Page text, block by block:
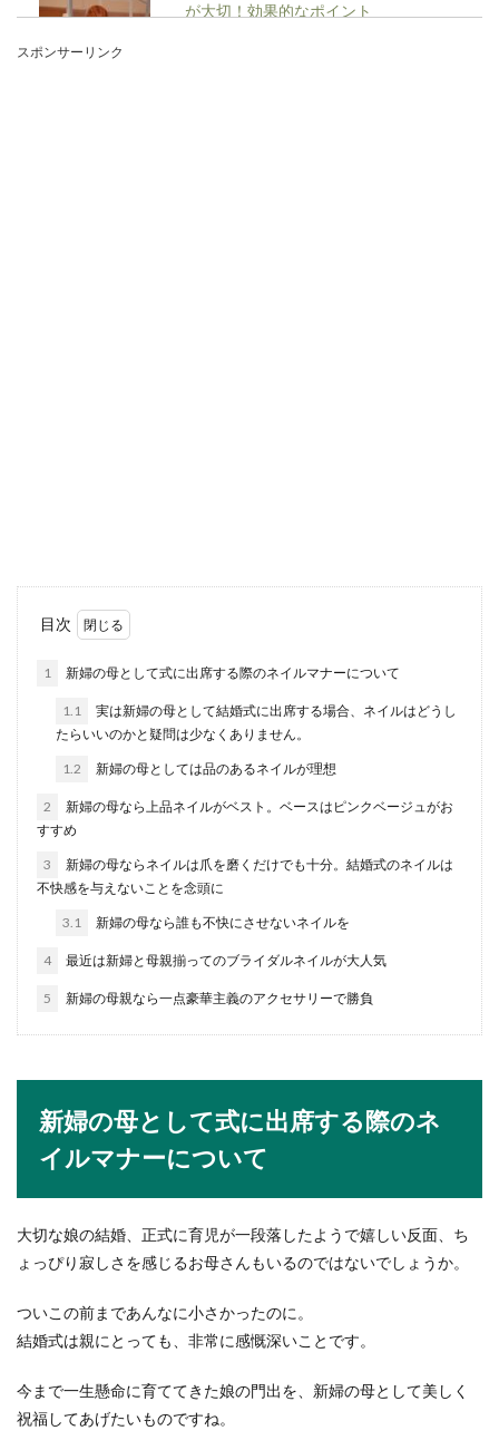
が大切！効果的なポイント
包む場合は、御祝儀袋の表書きにどのように名前
を記載すれば...
に持っていくべき物リスト
すよね。しかし、初めてジムを利用する時には、
どんな物を持...
高校生の勉強時間は進学校と中堅校では、どのく
間近...
【袱紗の渡し方】包み方から結婚式で
結婚式に初めて出席することになった場合、ご祝
スポンサーリンク
目次
1 新婦の母として式に出席する際のネイルマナーについて
1.1
実は新婦の母として結婚式に出席する場合、ネイルはどうし
たらいいのかと疑問は少なくありません。
1.2 新婦の母としては品のあるネイルが理想
2
新婦の母なら上品ネイルがベスト。ベースはピンクベージュがお
すすめ
3
新婦の母ならネイルは爪を磨くだけでも十分。結婚式のネイルは
不快感を与えないことを念頭に
3.1 新婦の母なら誰も不快にさせないネイルを
4 最近は新婦と母親揃ってのブライダルネイルが大人気
5 新婦の母親なら一点豪華主義のアクセサリーで勝負
新婦の母として式に出席する際のネ
イルマナーについて
大切な娘の結婚、正式に育児が一段落したようで嬉しい反面、ち
ょっぴり寂しさを感じるお母さんもいるのではないでしょうか。
ついこの前まであんなに小さかったのに。
結婚式は親にとっても、非常に感慨深いことです。
今まで一生懸命に育ててきた娘の門出を、新婦の母として美しく
祝福してあげたいものですね。